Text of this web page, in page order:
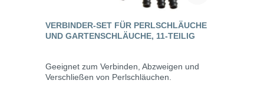
VERBINDER-SET FÜR PERLSCHLÄUCHE
UND GARTENSCHLÄUCHE, 11-TEILIG
Geeignet zum Verbinden, Abzweigen und
Verschließen von Perlschläuchen.